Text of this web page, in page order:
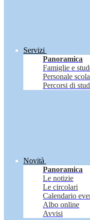
Servizi
Panoramica
Famiglie e
Personale
Percorsi di
Novità
Panoramica
Le notizie
Le circolari
Calendario
Albo online
Avvisi